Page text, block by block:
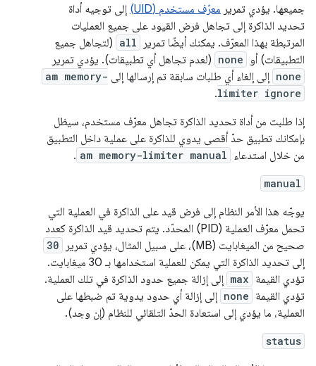
جميعها. يؤدي تمرير معرّف مستخدم (UID)
إلى توجيه أداة
تحديد الذاكرة إلى تجاهل فرض القيود على جميع العمليات
المرتبطة بهذا المعرّف. يمكنك أيضًا تمرير
all (لتجاهل جميع
التطبيقات) أو
none (لعدم تجاهل أي تطبيقات). يؤدي تمرير
none إلى إلغاء أي طلبات سابقة تم إرسالها إلى am memory-
limiter ignore
.
إذا طلبت من أداة تحديد الذاكرة تجاهل معرّف مستخدم، سيظل
بإمكانك تطبيق حدّ أقصى يدوي للذاكرة على عملية داخل التطبيق
من خلال استدعاء am memory-limiter manual
.
manual
يوجّه هذا الأمر النظام إلى فرض قيد على الذاكرة في العملية التي
تحمل معرّف العملية (PID) المحدّد. يتم تحديد قيد الذاكرة كعدد
صحيح من الميغابايت (MB)، على سبيل المثال، يؤدي تمرير
30
إلى تحديد الذاكرة التي يمكن للعملية استخدامها بـ 30 ميغابايت.
تؤدي القيمة max إلى إزالة جميع حدود الذاكرة في تلك العملية.
تؤدي القيمة none إلى إزالة أي حدود يدوية تم ضبطها على
العملية، ما يؤدي إلى استعادة الحدّ التلقائي للنظام (إن وجد).
status